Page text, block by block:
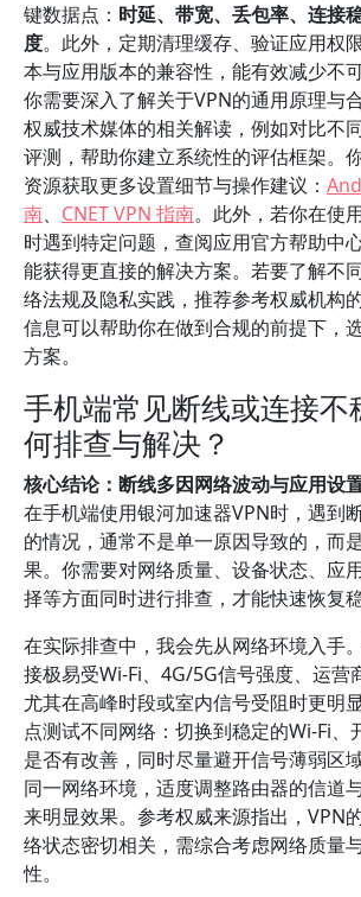
键数据点： 时延、带宽、丢包率、连接
度。此外，定期清理缓存、验证应用权
本与应用版本的兼容性，能有效减少不
你需要深入了解关于VPN的通用原理与
权威技术媒体的相关解读，例如对比不
评测，帮助你建立系统性的评估框架。
资源获取更多设置细节与操作建议：
南、 CNET VPN 指南。此外，若你在使
时遇到特定问题，查阅应用官方帮助中
能获得更直接的解决方案。若要了解不
络法规及隐私实践，推荐参考权威机构
信息可以帮助你在做到合规的前提下，
方案。
手机端常见断线或连接不
何排查与解决？
核心结论：断线多因网络波动与应用设
在手机端使用银河加速器VPN时，遇到
的情况，通常不是单一原因导致的，而
果。你需要对网络质量、设备状态、应
择等方面同时进行排查，才能快速恢复稳
在实际排查中，我会先从网络环境入手
接极易受Wi-Fi、4G/5G信号强度、运营
尤其在高峰时段或室内信号受阻时更明
点测试不同网络：切换到稳定的Wi‑Fi、
是否有改善，同时尽量避开信号薄弱区
同一网络环境，适度调整路由器的信道
来明显效果。参考权威来源指出，VPN
络状态密切相关，需综合考虑网络质量
性。